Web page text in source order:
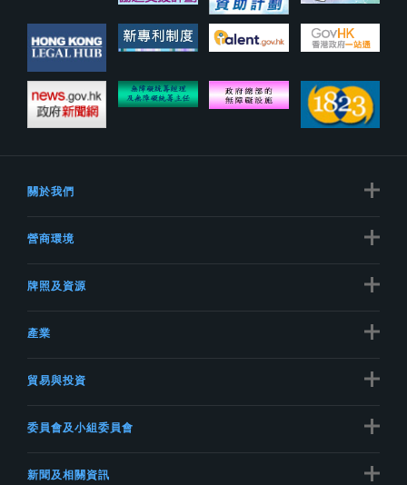
關於我們
營商環境
牌照及資源
產業
貿易與投資
委員會及小組委員會
新聞及相關資訊